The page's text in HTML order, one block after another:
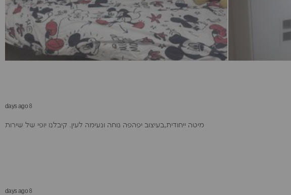
8 days ago
מיטה ייחודית,בעיצוב יפהפה נוחה ונעימה לעין. קיבלנו יופי של שירות
8 days ago